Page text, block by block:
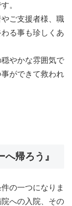
。
ご支援者様、職
る事も珍しくあ
やかな雰囲気で
ができて救われ
帰ろう』
の一つになりま
への入院、その